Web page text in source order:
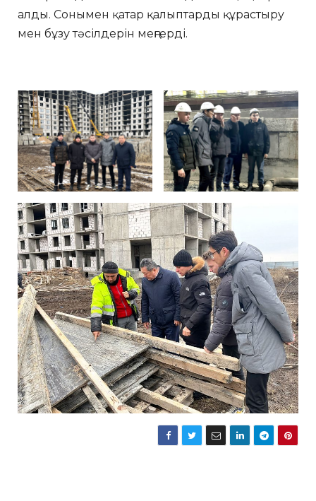
алды. Сонымен қатар қалыптарды құрастыру
мен бұзу тәсілдерін меңгерді.